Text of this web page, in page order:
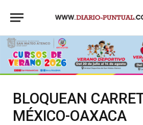
BLOQUEAN
MÉXICO-OAXACA